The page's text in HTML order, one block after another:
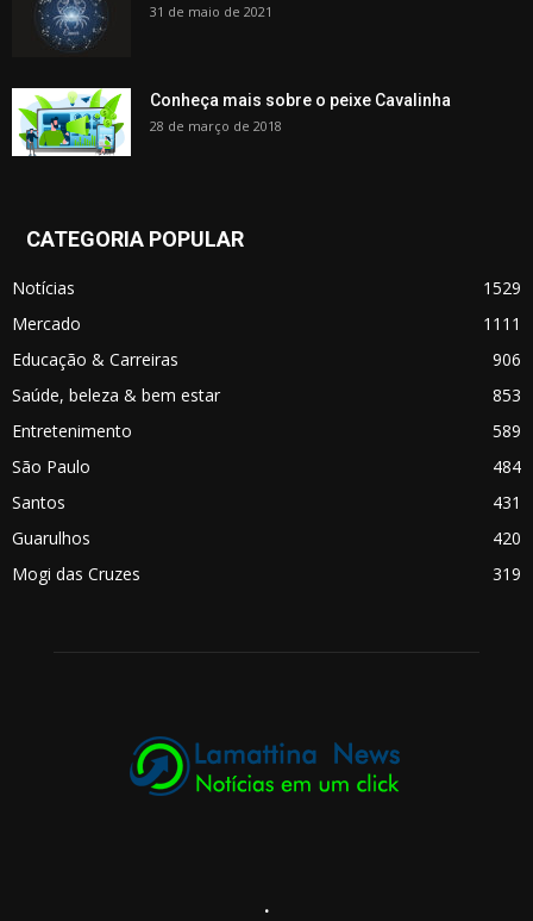
31 de maio de 2021
Conheça mais sobre o peixe Cavalinha
28 de março de 2018
CATEGORIA POPULAR
Notícias
1529
Mercado
1111
Educação & Carreiras
906
Saúde, beleza & bem estar
853
Entretenimento
589
São Paulo
484
Santos
431
Guarulhos
420
Mogi das Cruzes
319
.